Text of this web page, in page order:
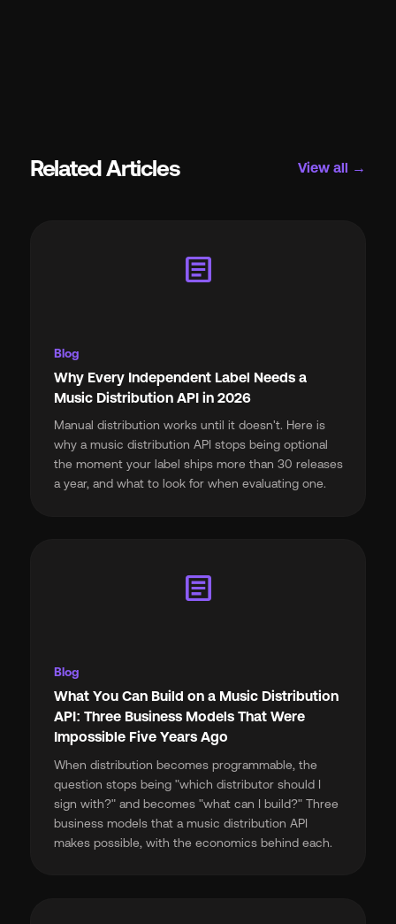
Related Articles View all →
article
Blog
Why Every Independent Label Needs a
Music Distribution API in 2026
Manual distribution works until it doesn't. Here is
why a music distribution API stops being optional
the moment your label ships more than 30 releases
a year, and what to look for when evaluating one.
article
Blog
What You Can Build on a Music Distribution
API: Three Business Models That Were
Impossible Five Years Ago
When distribution becomes programmable, the
question stops being "which distributor should I
sign with?" and becomes "what can I build?" Three
business models that a music distribution API
makes possible, with the economics behind each.